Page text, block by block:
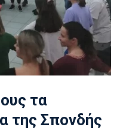
τα
της Σπονδής